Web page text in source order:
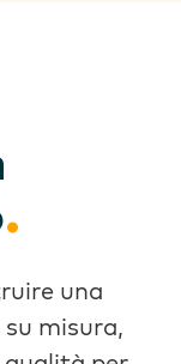
.
una
misura,